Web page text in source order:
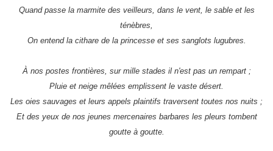
Quand passe la marmite des veilleurs, dans le vent, le sable et les
ténèbres,
On entend la cithare de la princesse et ses sanglots lugubres.
À nos postes frontières, sur mille stades il n'est pas un rempart ;
Pluie et neige mêlées emplissent le vaste désert.
Les oies sauvages et leurs appels plaintifs traversent toutes nos nuits ;
Et des yeux de nos jeunes mercenaires barbares les pleurs tombent
goutte à goutte.